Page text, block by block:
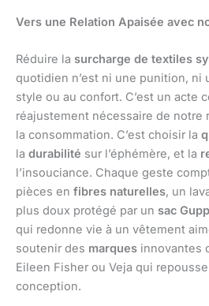
Vers une Relation Apaisée avec
Réduire la surcharge de textiles
quotidien n’est ni une punition, ni
style ou au confort. C’est un acte
réajustement nécessaire de notre
la consommation. C’est choisir la
la durabilité sur l’éphémère, et la
l’insouciance. Chaque geste
pièces en fibres naturelles, un
plus doux protégé par un sac
qui redonne vie à un vêtement
soutenir des marques innovantes
Eileen Fisher ou Veja qui
conception.